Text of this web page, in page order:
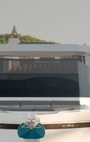
des cookies